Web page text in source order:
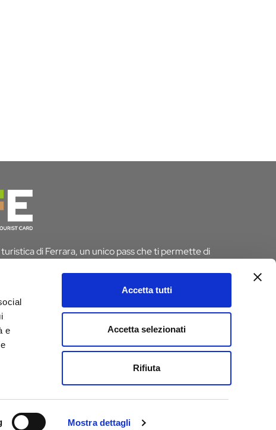
e
Mostra dettagli
Accetta tutti
Accetta selezionati
Rifiuta
di Ferrara, un unico pass che ti permette di
dall’imposta di soggiorno